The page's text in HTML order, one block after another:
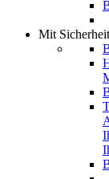
Mit